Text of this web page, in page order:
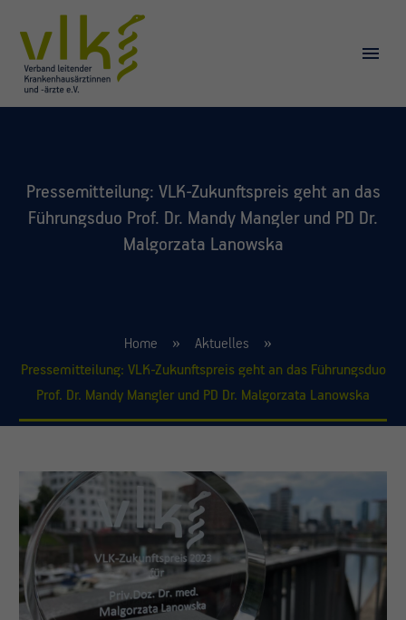
Pressemitteilung: VLK-Zukunftspreis geht an das
Führungsduo Prof. Dr. Mandy Mangler und PD Dr.
Malgorzata Lanowska
Home
Aktuelles
Pressemitteilung: VLK-Zukunftspreis geht an das Führungsduo
Prof. Dr. Mandy Mangler und PD Dr. Malgorzata Lanowska